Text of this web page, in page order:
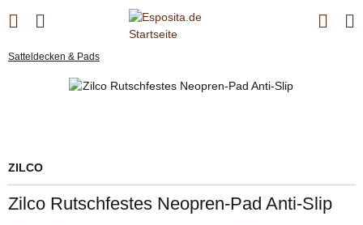
Satteldecken & Pads
ZILCO
Zilco Rutschfestes Neopren-Pad Anti-Slip